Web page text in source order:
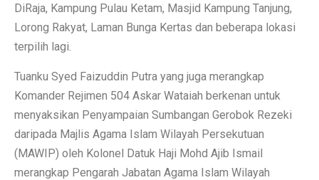
DiRaja, Kampung Pulau Ketam, Masjid Kampung Tanjung,
Lorong Rakyat, Laman Bunga Kertas dan beberapa lokasi
terpilih lagi.
Tuanku Syed Faizuddin Putra yang juga merangkap
Komander Rejimen 504 Askar Wataiah berkenan untuk
menyaksikan Penyampaian Sumbangan Gerobok Rezeki
daripada Majlis Agama Islam Wilayah Persekutuan
(MAWIP) oleh Kolonel Datuk Haji Mohd Ajib Ismail
merangkap Pengarah Jabatan Agama Islam Wilayah